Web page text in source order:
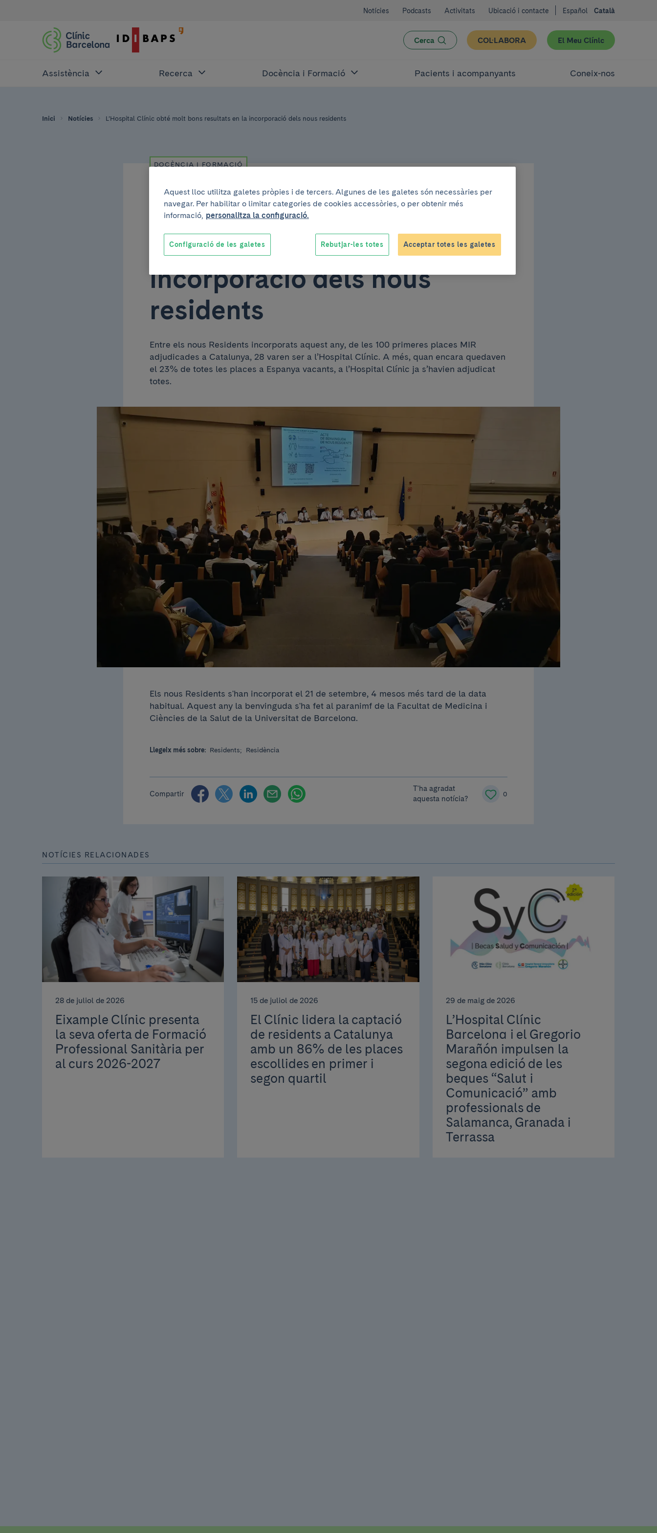
Notícies Podcasts Activitats Ubicació i contacte Español Català
Cerca COL·LABORA El Meu Clínic
Assistència Recerca Docència i Formació Pacients i acompanyants Coneix-nos
Inici Notícies L’Hospital Clínic obté molt bons resultats en la incorporació dels nous residents
DOCÈNCIA I FORMACIÓ
22 de setembre de 2020
L’Hospital Clínic obté molt
bons resultats en la
incorporació dels nous
residents
Entre els nous Residents incorporats aquest any, de les 100 primeres places MIR
adjudicades a Catalunya, 28 varen ser a l’Hospital Clínic. A més, quan encara quedaven
el 23% de totes les places a Espanya vacants, a l’Hospital Clínic ja s’havien adjudicat
totes.
Els nous Residents s'han incorporat el 21 de setembre, 4 mesos més tard de la data
habitual. Aquest any la benvinguda s'ha fet al paranimf de la Facultat de Medicina i
Ciències de la Salut de la Universitat de Barcelona.
Llegeix més sobre: Residents; Residència
Compartir
T'ha agradat
aquesta notícia?
0
NOTÍCIES RELACIONADES
28 de juliol de 2026
Eixample Clínic presenta
la seva oferta de Formació
Professional Sanitària per
al curs 2026-2027
15 de juliol de 2026
El Clínic lidera la captació
de residents a Catalunya
amb un 86% de les places
escollides en primer i
segon quartil
29 de maig de 2026
L’Hospital Clínic
Barcelona i el Gregorio
Marañón impulsen la
segona edició de les
beques “Salut i
Comunicació” amb
professionals de
Salamanca, Granada i
Terrassa
Aquest lloc utilitza galetes pròpies i de tercers. Algunes de les galetes són necessàries per
navegar. Per habilitar o limitar categories de cookies accessòries, o per obtenir més
informació, personalitza la configuració.
Rebutjar-les totes Acceptar totes les galetes
Configuració de les galetes